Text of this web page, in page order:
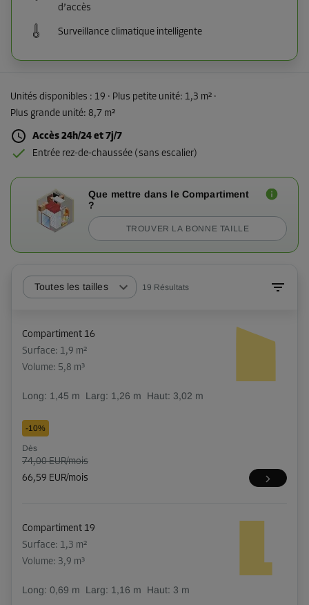
d’accès
Surveillance climatique intelligente
Unités disponibles : 19 · Plus petite unité: 1,3 m² ·
Plus grande unité: 8,7 m²
Accès 24h/24 et 7j/7
Entrée rez-de-chaussée (sans escalier)
Que mettre dans le Compartiment
?
TROUVER LA BONNE TAILLE
Toutes les tailles 19 Résultats
Compartiment 16
Surface: 1,9 m²
Volume: 5,8 m³
Long: 1,45 m Larg: 1,26 m Haut: 3,02 m
-10%
Dès
74,00 EUR/mois
66,59 EUR/mois
Compartiment 19
Surface: 1,3 m²
Volume: 3,9 m³
Long: 0,69 m Larg: 1,16 m Haut: 3 m